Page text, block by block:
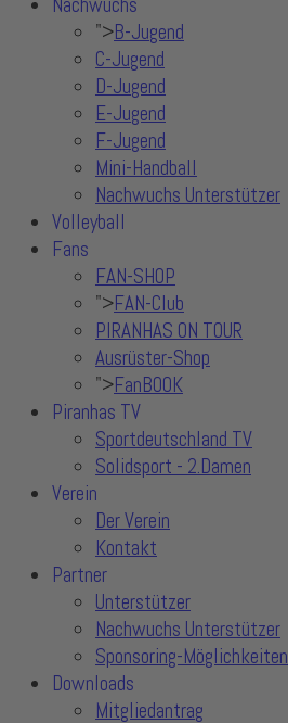
">B-Jugend
C-Jugend
D-Jugend
E-Jugend
F-Jugend
Mini-Handball
Nachwuchs Unterstützer
Volleyball
Fans
FAN-SHOP
">FAN-Club
PIRANHAS ON TOUR
Ausrüster-Shop
">FanBOOK
Piranhas TV
Sportdeutschland TV
Solidsport - 2.Damen
Verein
Der Verein
Kontakt
Partner
Unterstützer
Nachwuchs Unterstützer
Sponsoring-Möglichkeiten
Downloads
Mitgliedantrag